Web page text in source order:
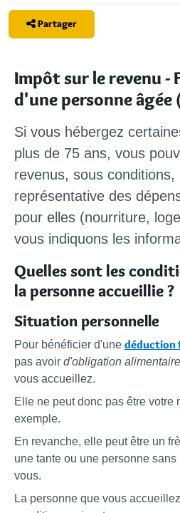
Partager
Impôt sur le revenu -
d'une personne
Si vous hébergez
plus de 75 ans, vous
revenus, sous
représentative des
pour elles (nourriture,
vous indiquons les
Quelles sont les
la personne accueillie ?
Situation personnelle
Pour bénéficier d'une déduction
pas avoir d'obligation alimentaire
vous accueillez.
Elle ne peut donc pas être votre
exemple.
En revanche, elle peut être un
une tante ou une personne
vous.
La personne que vous